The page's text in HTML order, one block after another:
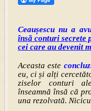
Ceaușescu nu a
însă conturi secrete
cei care au devenit
Aceasta este
eu, ci și alți
ziselor conturi
înseamnă însă că
una rezolvată.